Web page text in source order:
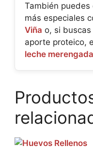
También puedes
más especiales
Viña o, si
aporte proteico,
leche